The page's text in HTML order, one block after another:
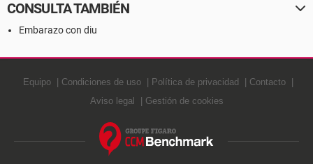
CONSULTA TAMBIÉN
Embarazo con diu
Equipo Condiciones de uso Política de privacidad
Contacto
Aviso legal
Gestión de cookies